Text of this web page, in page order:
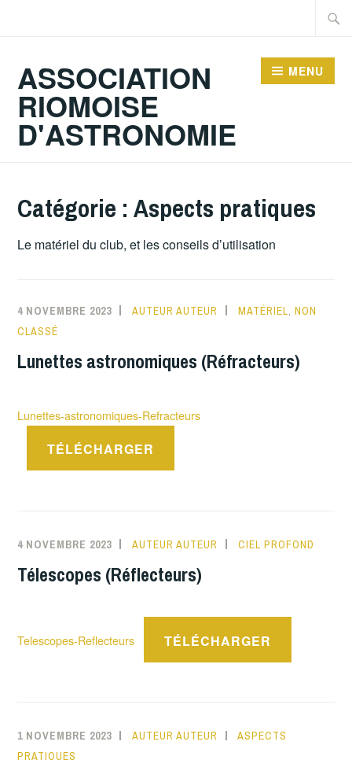
principal
ASSOCIATION
RIOMOISE
D'ASTRONOMIE
MENU
Catégorie :Aspects pratiques
Le matériel du club, et les conseils d’utilisation
4 NOVEMBRE 2023 AUTEUR AUTEUR MATÉRIEL,NON
CLASSÉ
Lunettes astronomiques (Réfracteurs)
Lunettes-astronomiques-Refracteurs
TÉLÉCHARGER
4 NOVEMBRE 2023 AUTEUR AUTEUR CIEL PROFOND
Télescopes (Réflecteurs)
Telescopes-Reflecteurs TÉLÉCHARGER
1 NOVEMBRE 2023 AUTEUR AUTEUR
ASPECTS
PRATIQUES